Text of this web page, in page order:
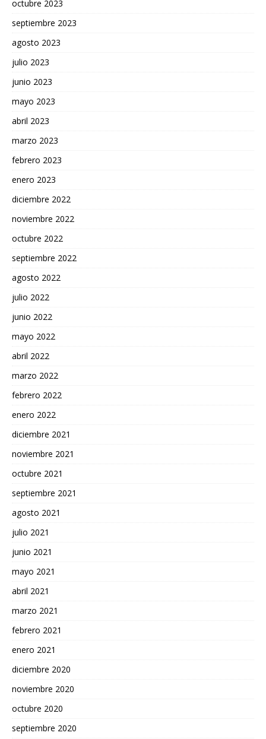
octubre 2023
septiembre 2023
agosto 2023
julio 2023
junio 2023
mayo 2023
abril 2023
marzo 2023
febrero 2023
enero 2023
diciembre 2022
noviembre 2022
octubre 2022
septiembre 2022
agosto 2022
julio 2022
junio 2022
mayo 2022
abril 2022
marzo 2022
febrero 2022
enero 2022
diciembre 2021
noviembre 2021
octubre 2021
septiembre 2021
agosto 2021
julio 2021
junio 2021
mayo 2021
abril 2021
marzo 2021
febrero 2021
enero 2021
diciembre 2020
noviembre 2020
octubre 2020
septiembre 2020